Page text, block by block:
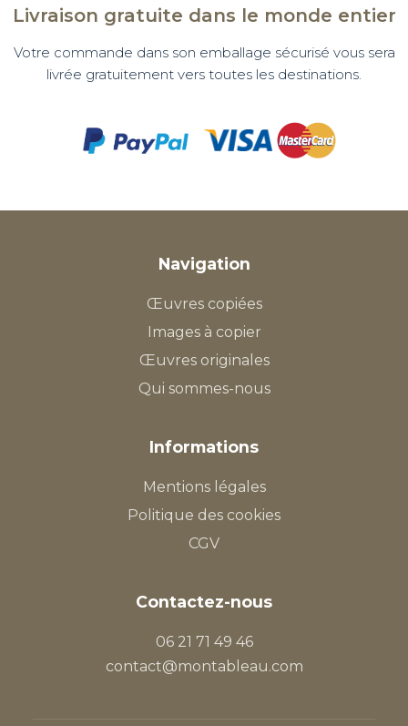
Livraison gratuite dans le monde entier
Votre commande dans son emballage sécurisé vous sera
livrée gratuitement vers toutes les destinations.
Navigation
Œuvres copiées
Images à copier
Œuvres originales
Qui sommes-nous
Informations
Mentions légales
Politique des cookies
CGV
Contactez-nous
06 21 71 49 46
contact@montableau.com